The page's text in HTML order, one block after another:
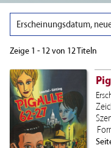
Erscheinungsdatum,
Zeige 1 - 12 von 12 Titeln